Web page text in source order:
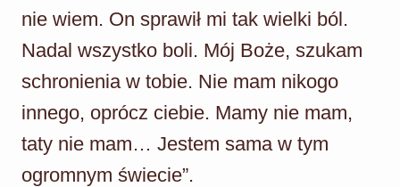
nie wiem. On sprawił mi tak wielki ból.
Nadal wszystko boli. Mój Boże, szukam
schronienia w tobie. Nie mam nikogo
innego, oprócz ciebie. Mamy nie mam,
taty nie mam… Jestem sama w tym
ogromnym świecie”.